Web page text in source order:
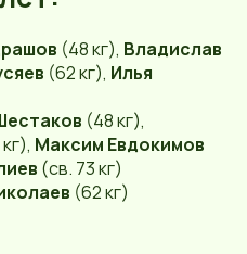
(48 кг), Владислав
(62 кг), Илья
(48 кг),
Максим Евдокимов
(св. 73 кг)
(62 кг)